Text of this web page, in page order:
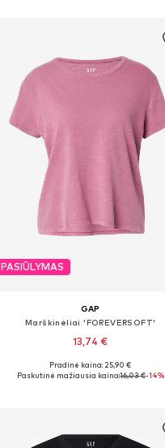
PASIŪLYMAS
GAP
Marškinėliai 'FOREVERSOFT'
13,74 €
+5
Galimi dydžiai: XS, S, M, L
Pradinė kaina: 25,90 €
Paskutinė mažiausia kaina:16,03 €-14%